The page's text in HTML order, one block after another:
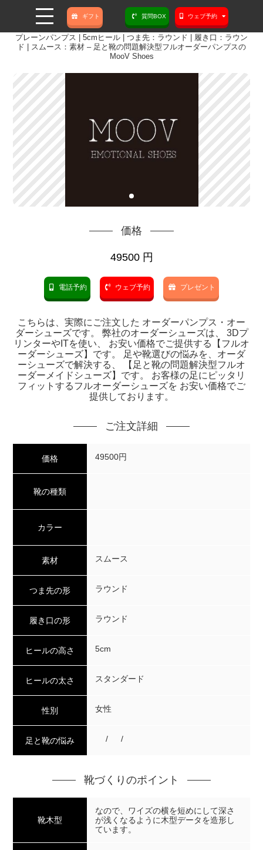
ギフト 質問BOX ウェブ予約
プレーンパンプス | 5cmヒール | つま先：ラウンド | 履き口：ラウン
ド | スムース：素材 – 足と靴の問題解決型フルオーダーパンプスの
MooV Shoes
価格
49500 円
電話予約 ウェブ予約 プレゼント
こちらは、実際にご注文した オーダーパンプス・オー
ダーシューズです。 弊社のオーダーシューズは、 3Dプ
リンターやITを使い、 お安い価格でご提供する【フルオ
ーダーシューズ】です。 足や靴選びの悩みを、オーダ
ーシューズで解決する、 【足と靴の問題解決型フルオ
ーダーメイドシューズ】です。 お客様の足にピッタリ
フィットするフルオーダーシューズを お安い価格でご
提供しております。
ご注文詳細
価格 49500円
靴の種類
カラー
素材 スムース
つま先の形 ラウンド
履き口の形 ラウンド
ヒールの高さ 5cm
ヒールの太さ スタンダード
性別 女性
足と靴の悩み / /
靴づくりのポイント
靴木型
なので、ワイズの横を短めにして深さ
が浅くなるように木型データを造形し
ています。